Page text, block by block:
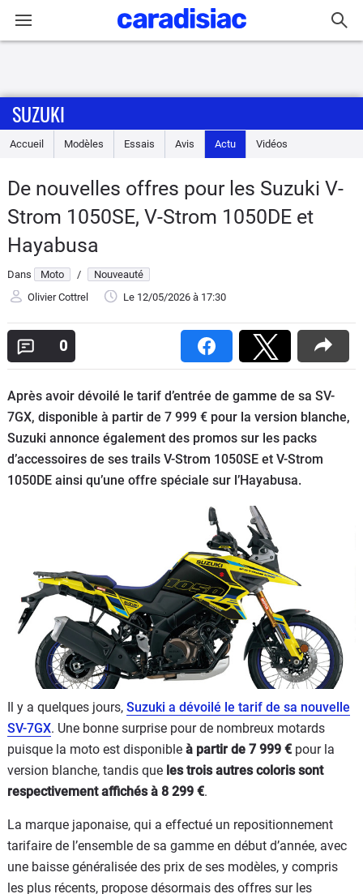
Accueil
Essais
Equipement
Avis
Forum
Scooters
125
Marques
Services
SUZUKI
Accueil Modèles Essais Avis Actu Vidéos
De nouvelles offres pour les Suzuki V-
Strom 1050SE, V-Strom 1050DE et
Hayabusa
Dans Moto /
Nouveauté
Olivier Cottrel
Le 12/05/2026 à 17:30
0
Après avoir dévoilé le tarif d’entrée de gamme de sa SV-
7GX, disponible à partir de 7 999 € pour la version blanche,
Suzuki annonce également des promos sur les packs
d’accessoires de ses trails V-Strom 1050SE et V-Strom
1050DE ainsi qu’une offre spéciale sur l’Hayabusa.
Il y a quelques jours, Suzuki a dévoilé le tarif de sa nouvelle
SV-7GX. Une bonne surprise pour de nombreux motards
puisque la moto est disponible à partir de 7 999 € pour la
version blanche, tandis que les trois autres coloris sont
respectivement affichés à 8 299 €.
La marque japonaise, qui a effectué un repositionnement
tarifaire de l’ensemble de sa gamme en début d’année, avec
une baisse généralisée des prix de ses modèles, y compris
les plus récents, propose désormais des offres sur les